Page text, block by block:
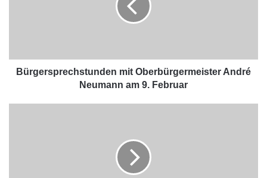
Bürgersprechstunden mit Oberbürgermeister André
Neumann am 9. Februar